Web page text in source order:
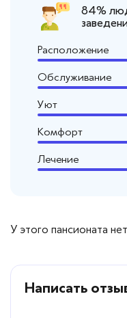
У этого пансионата
Написать
84%
Расположение
Обслуживание
Уют
Комфорт
Лечение